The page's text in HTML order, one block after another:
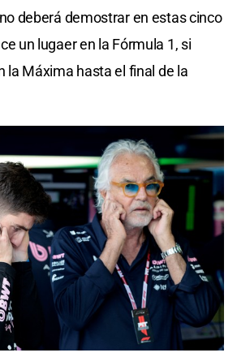
deberá demostrar en estas cinco
un lugaer en la Fórmula 1, si
la Máxima hasta el final de la